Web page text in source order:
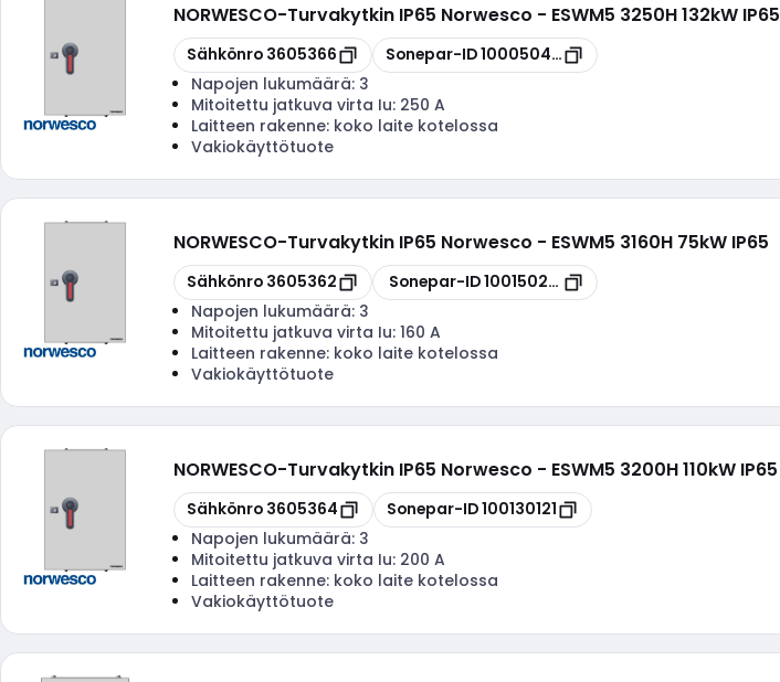
NORWESCO-Turvakytkin IP65 Norwesco - ESWM5 3250H 132kW IP65
Kopioi
Sähkönro 3605366 Kopioi
Sonepar-ID100050450
Napojen lukumäärä: 3
Mitoitettu jatkuva virta Iu: 250 A
Laitteen rakenne: koko laite kotelossa
Vakiokäyttötuote
NORWESCO-Turvakytkin IP65 Norwesco - ESWM5 3160H 75kW IP65
Kopioi
Sähkönro 3605362 Kopioi
Sonepar-ID100150275
Napojen lukumäärä: 3
Mitoitettu jatkuva virta Iu: 160 A
Laitteen rakenne: koko laite kotelossa
Vakiokäyttötuote
NORWESCO-Turvakytkin IP65 Norwesco - ESWM5 3200H 110kW IP65
Kopioi
Sähkönro 3605364 Kopioi
Sonepar-ID100130121
Napojen lukumäärä: 3
Mitoitettu jatkuva virta Iu: 200 A
Laitteen rakenne: koko laite kotelossa
Vakiokäyttötuote